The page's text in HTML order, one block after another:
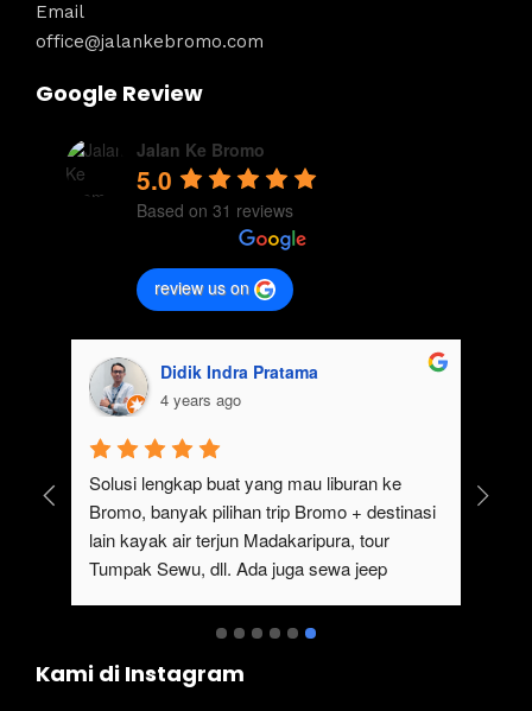
Email
office@jalankebromo.com
Google Review
Jalan Ke Bromo
5.0
Based on 31 reviews
review us on
sangat cocok untuk
liburan.Selain
indah, ada juga
kita bisa
yang ingin
Didik Indra Pratama
Solusi lengkap buat yang mau
Bromo, banyak pilihan trip Bromo +
lain kayak air terjun Madakaripura,
Tumpak Sewu, dll. Ada juga sewa
Kami di Instagram